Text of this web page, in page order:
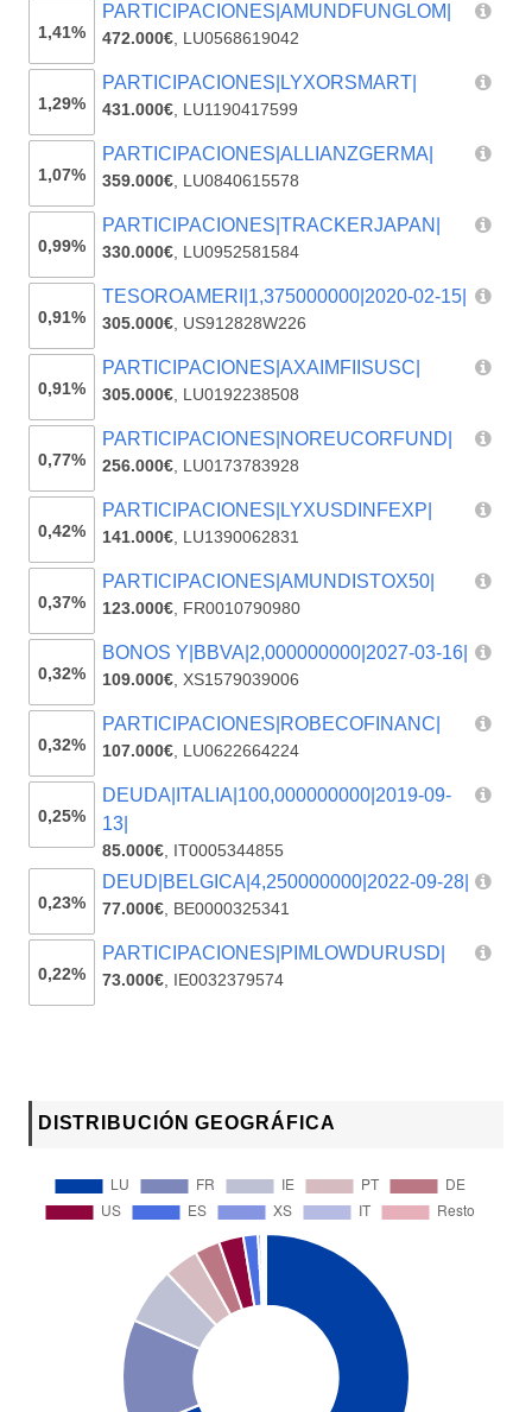
1,41%
PARTICIPACIONES|AMUNDFUNGLOM|
472.000€, LU0568619042
1,29%
PARTICIPACIONES|LYXORSMART|
431.000€, LU1190417599
1,07%
PARTICIPACIONES|ALLIANZGERMA|
359.000€, LU0840615578
0,99%
PARTICIPACIONES|TRACKERJAPAN|
330.000€, LU0952581584
0,91%
TESOROAMERI|1,375000000|2020-02-15|
305.000€, US912828W226
0,91%
PARTICIPACIONES|AXAIMFIISUSC|
305.000€, LU0192238508
0,77%
PARTICIPACIONES|NOREUCORFUND|
256.000€, LU0173783928
0,42%
PARTICIPACIONES|LYXUSDINFEXP|
141.000€, LU1390062831
0,37%
PARTICIPACIONES|AMUNDISTOX50|
123.000€, FR0010790980
0,32%
BONOS Y|BBVA|2,000000000|2027-03-16|
109.000€,XS1579039006
0,32%
PARTICIPACIONES|ROBECOFINANC|
107.000€, LU0622664224
0,25%
DEUDA|ITALIA|100,000000000|2019-09-
13|
85.000€, IT0005344855
0,23%
DEUD|BELGICA|4,250000000|2022-09-28|
77.000€, BE0000325341
0,22%
PARTICIPACIONES|PIMLOWDURUSD|
73.000€, IE0032379574
DISTRIBUCIÓN GEOGRÁFICA